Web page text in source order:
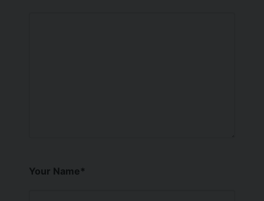
Your Name*